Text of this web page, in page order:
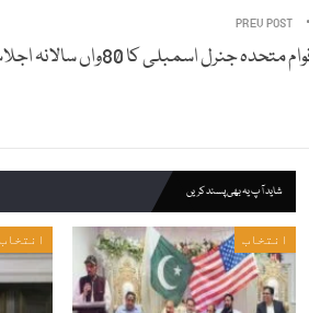
متحدہ جنرل اسمبلی کا 80واں سالانہ اجلاس
شاید آپ یہ بھی پسند کریں
انتخاب